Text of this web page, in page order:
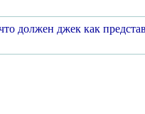
должен джек как